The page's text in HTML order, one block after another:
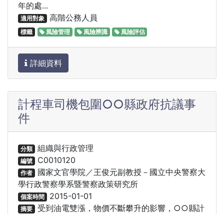
年的處...
適用對象 高階公務人員
標籤 風險管理 風險辨識 風險評估
詳細資料
計程車司機包圍○○縣政府抗議事
件
分類 組織與行政管理
編號 C0010120
作者 國家文官學院／王俊元副教授－國立中央警察大
學行政警察學系暨警察政策研究所
個案時間 2015-01-01
摘要 受到油電雙漲，物價不斷攀升的影響，○○縣計